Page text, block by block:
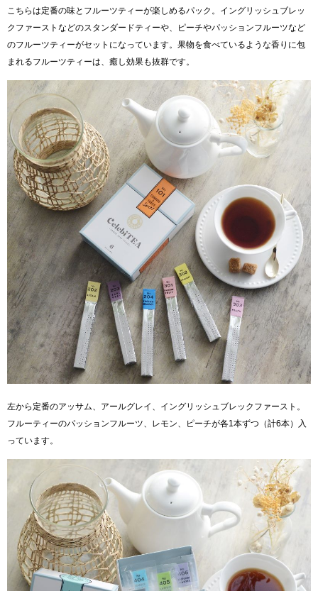
こちらは定番の味とフルーツティーが楽しめるパック。イングリッシュブレッ
クファーストなどのスタンダードティーや、ピーチやパッションフルーツなど
のフルーツティーがセットになっています。果物を食べているような香りに包
まれるフルーツティーは、癒し効果も抜群です。
左から定番のアッサム、アールグレイ、イングリッシュブレックファースト。
フルーティーのパッションフルーツ、レモン、ピーチが各1本ずつ（計6本）入
っています。